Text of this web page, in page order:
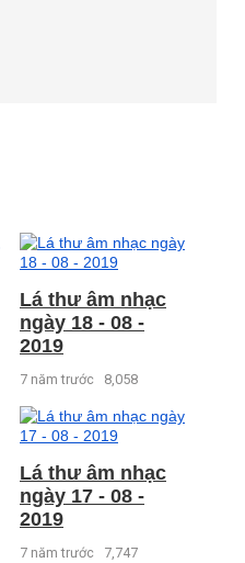
Lá thư âm nhạc
ngày 18 - 08 -
2019
7 năm trước 8,058
Lá thư âm nhạc
ngày 17 - 08 -
2019
7 năm trước 7,747